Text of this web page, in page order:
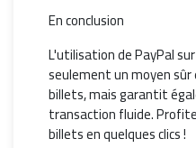
En conclusion
L'utilisation de PayPal
seulement un moyen
billets, mais garantit
transaction fluide.
billets en quelques clics !